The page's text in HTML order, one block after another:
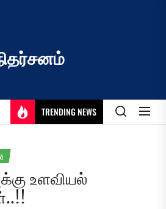
TRENDING NEWS
உளவியல்